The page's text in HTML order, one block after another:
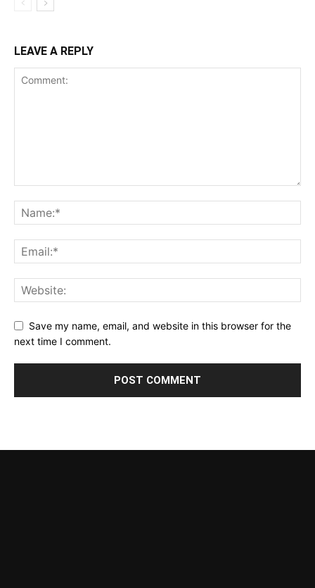
LEAVE A REPLY
Save my name, email, and website in this browser for the
next time I comment.